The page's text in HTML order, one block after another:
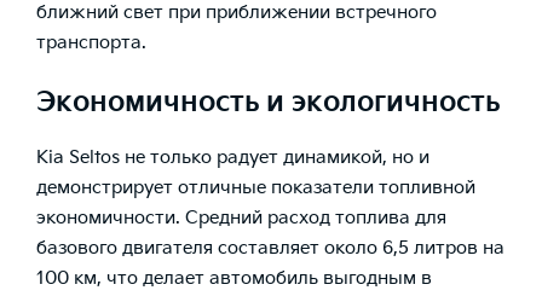
ближний свет при приближении встречного
транспорта.
Экономичность и экологичность
Kia Seltos не только радует динамикой, но и
демонстрирует отличные показатели топливной
экономичности. Средний расход топлива для
базового двигателя составляет около 6,5 литров на
100 км, что делает автомобиль выгодным в